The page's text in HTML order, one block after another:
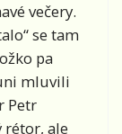
večery.
se tam
pa
mluvili
Petr
rétor, ale